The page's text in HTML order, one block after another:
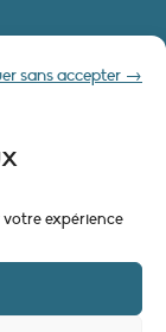
expérience
sans accepter →